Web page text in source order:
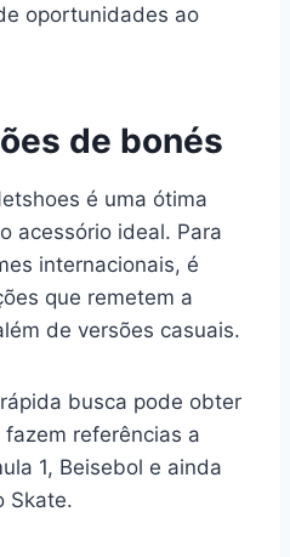
oportunidades ao
de bonés
é uma ótima
acessório ideal. Para
internacionais, é
que remetem a
de versões casuais.
busca pode obter
fazem referências a
1, Beisebol e ainda
Skate.